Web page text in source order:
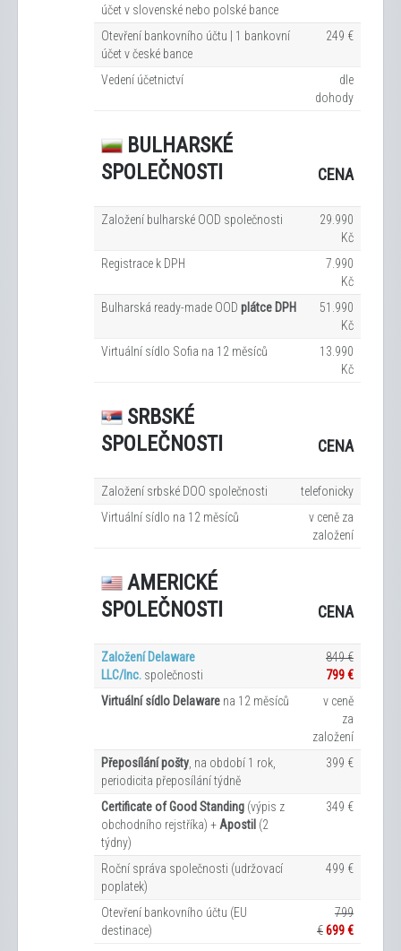
účet v slovenské nebo polské bance
Otevření bankovního účtu | 1 bankovní
účet v české bance
249 €
Vedení účetnictví
dle
dohody
BULHARSKÉ
SPOLEČNOSTI
CENA
Založení bulharské OOD společnosti
29.990
Kč
Registrace k DPH
7.990
Kč
Bulharská ready-made OOD plátce DPH
51.990
Kč
Virtuální sídlo Sofia na 12 měsíců
13.990
Kč
SRBSKÉ
SPOLEČNOSTI
CENA
Založení srbské DOO společnosti
telefonicky
Virtuální sídlo na 12 měsíců
v ceně za
založení
AMERICKÉ
SPOLEČNOSTI
CENA
Založení Delaware
LLC/Inc. společnosti
849 €
799 €
Virtuální sídlo Delaware na 12 měsíců
v ceně
za
založení
Přeposílání pošty , na období 1 rok,
periodicita přeposílání týdně
399 €
Certificate of Good Standing (výpis z
obchodního rejstříka) + Apostil (2
týdny)
349 €
Roční správa společnosti (udržovací
poplatek)
499 €
Otevření bankovního účtu (EU
destinace)
799
€699 €